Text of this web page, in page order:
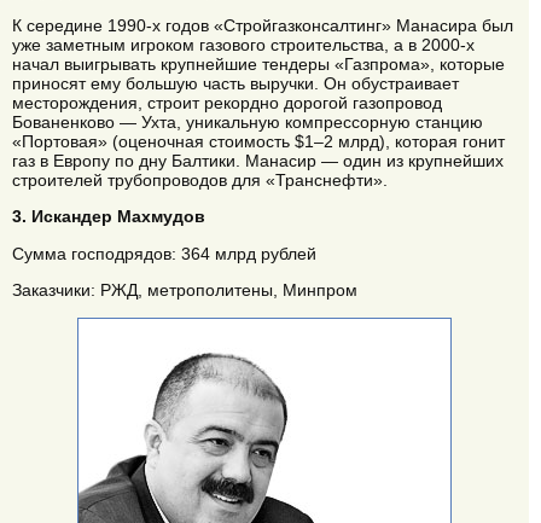
К середине 1990-х годов «Стройгазконсалтинг» Манасира был
уже заметным игроком газового строительства, а в 2000-х
начал выигрывать крупнейшие тендеры «Газпрома», которые
приносят ему большую часть выручки. Он обустраивает
месторождения, строит рекордно дорогой газопровод
Бованенково — Ухта, уникальную компрессорную станцию
«Портовая» (оценочная стоимость $1–2 млрд), которая гонит
газ в Европу по дну Балтики. Манасир — один из крупнейших
строителей трубопроводов для «Транснефти».
3. Искандер Махмудов
Сумма господрядов: 364 млрд рублей
Заказчики: РЖД, метрополитены, Минпром